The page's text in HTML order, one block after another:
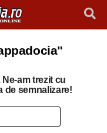
am trezit cu
de semnalizare!